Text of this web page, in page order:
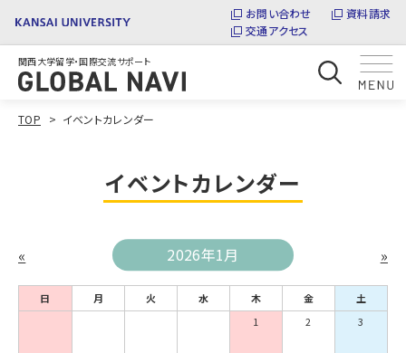
お問い合わせ
資料請求
交通アクセス
関西大学留学・国際交流サポート
TOP イベントカレンダー
イベントカレンダー
2026年1月
« »
日 月 火 水 木 金
土
1
2 3